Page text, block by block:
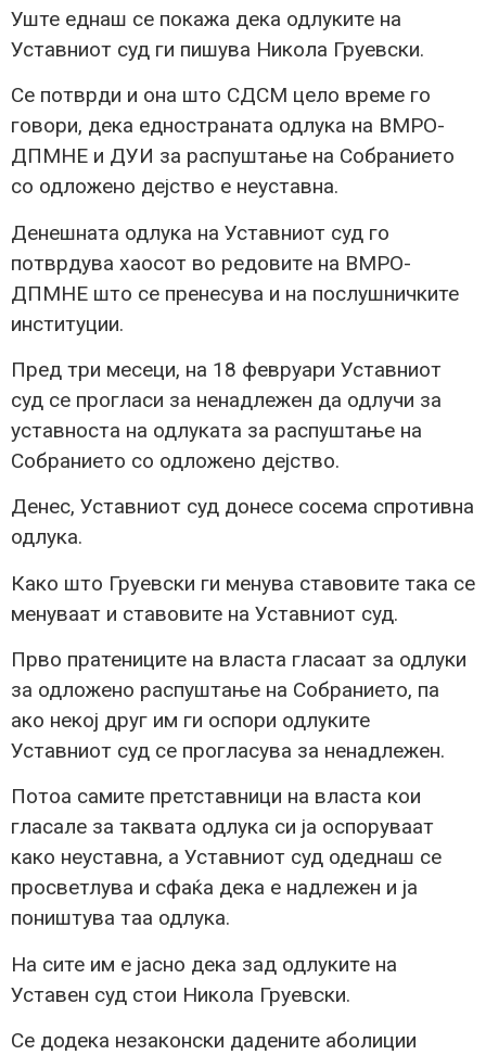
Уште еднаш се покажа дека одлуките на
Уставниот суд ги пишува Никола Груевски.
Се потврди и она што СДСМ цело време го
говори, дека едностраната одлука на ВМРО-
ДПМНЕ и ДУИ за распуштање на Собранието
со одложено дејство е неуставна.
Денешната одлука на Уставниот суд го
потврдува хаосот во редовите на ВМРО-
ДПМНЕ што се пренесува и на послушничките
институции.
Пред три месеци, на 18 февруари Уставниот
суд се прогласи за ненадлежен да одлучи за
уставноста на одлуката за распуштање на
Собранието со одложено дејство.
Денес, Уставниот суд донесе сосема спротивна
одлука.
Како што Груевски ги менува ставовите така се
менуваат и ставовите на Уставниот суд.
Прво пратениците на власта гласаат за одлуки
за одложено распуштање на Собранието, па
ако некој друг им ги оспори одлуките
Уставниот суд се прогласува за ненадлежен.
Потоа самите претставници на власта кои
гласале за таквата одлука си ја оспоруваат
како неуставна, а Уставниот суд одеднаш се
просветлува и сфаќа дека е надлежен и ја
поништува таа одлука.
На сите им е јасно дека зад одлуките на
Уставен суд стои Никола Груевски.
Се додека незаконски дадените аболиции